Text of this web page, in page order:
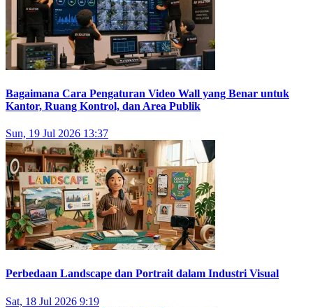
Bagaimana Cara Pengaturan Video Wall yang Benar untuk
Kantor, Ruang Kontrol, dan Area Publik
Sun, 19 Jul 2026 13:37
Perbedaan Landscape dan Portrait dalam Industri Visual
Sat, 18 Jul 2026 9:19